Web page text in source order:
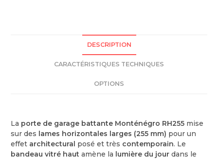
DESCRIPTION
CARACTÉRISTIQUES TECHNIQUES
OPTIONS
La porte de garage battante Monténégro RH255 mise
sur des lames horizontales larges (255 mm) pour un
effet architectural posé et très contemporain. Le
bandeau vitré haut amène la lumière du jour dans le